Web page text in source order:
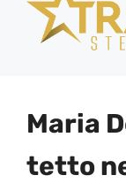
contenuto
Maria
tetto